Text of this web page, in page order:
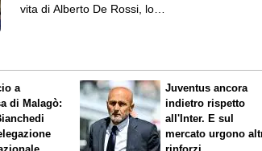
vita di Alberto De Rossi, lo
a
di Malagò:
Juventus ancora
indietro rispetto
all'Inter. E sul
mercato urgono